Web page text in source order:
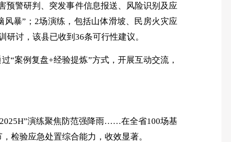
预警研判、突发事件信息报送、风险识别及应
暴”；2场演练，包括山体滑坡、民房火灾应
讨，该县已收到36条可行性建议。
“案例复盘+经验提炼”方式，开展互动交流，
演练聚焦防范强降雨……在全省100场基
检验应急处置综合能力，收效显著。